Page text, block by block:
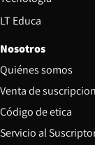
LT Educa
Nosotros
Quiénes somos
Venta de
Código de etica
Servicio al